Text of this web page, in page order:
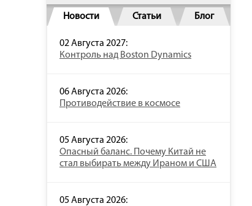
Новости Статьи Блог
02 Августа 2027:
Контроль над Boston Dynamics
06 Августа 2026:
Противодействие в космосе
05 Августа 2026:
Опасный баланс. Почему Китай не
стал выбирать между Ираном и США
05 Августа 2026: